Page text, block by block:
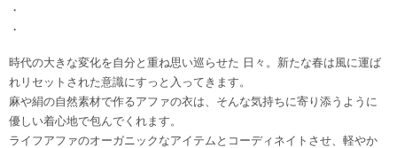
・
・
時代の大きな変化を自分と重ね思い巡らせた 日々。新たな春は風に運ば
れリセットされた意識にすっと入ってきます。
麻や絹の自然素材で作るアファの衣は、そんな気持ちに寄り添うように
優しい着心地で包んでくれます。
ライフアファのオーガニックなアイテムとコーディネイトさせ、軽やか